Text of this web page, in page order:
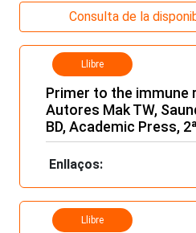
Consulta de la
Llibre
Primer to the immune
Autores Mak TW,
BD, Academic Press,
Enllaços:
Llibre